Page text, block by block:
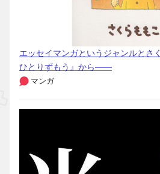
エッセイマンガというジャンルと
ひとりずもう』から――
マンガ